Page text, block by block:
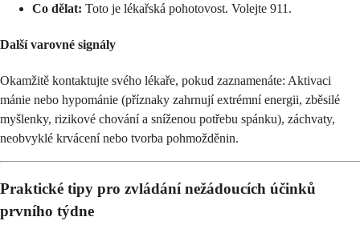
Co dělat: Toto je lékařská pohotovost. Volejte 911.
Další varovné signály
Okamžitě kontaktujte svého lékaře, pokud zaznamenáte: Aktivaci
mánie nebo hypománie (příznaky zahrnují extrémní energii, zběsilé
myšlenky, rizikové chování a sníženou potřebu spánku), záchvaty,
neobvyklé krvácení nebo tvorba pohmožděnin.
Praktické tipy pro zvládání nežádoucích účinků
prvního týdne